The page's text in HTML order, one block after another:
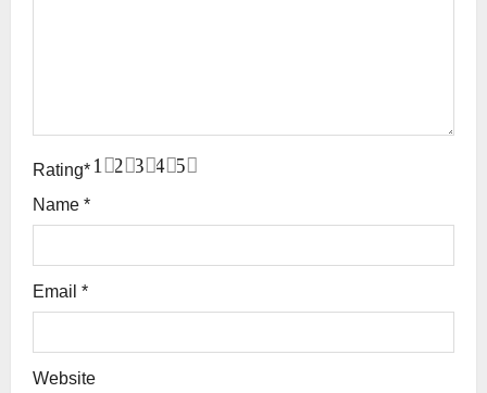
Rating* 5
4
3
2
1
Name *
Email *
Website